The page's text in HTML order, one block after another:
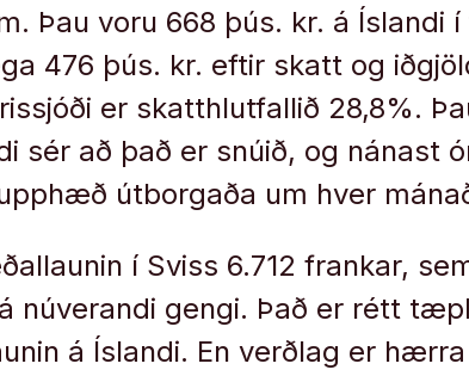
Þau voru 668 þús. kr. á Íslandi
476 þús. kr. eftir skatt og
er skatthlutfallið 28,8%.
sér að það er snúið, og nánast
útborgaða um hver
í Sviss 6.712 frankar,
núverandi gengi. Það er rétt
á Íslandi. En verðlag er